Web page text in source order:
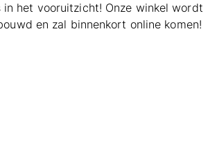
in het vooruitzicht! Onze winkel wordt
en zal binnenkort online komen!